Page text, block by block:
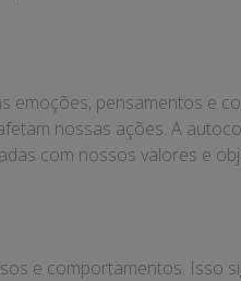
pensamentos e
nossas ações. A
com nossos valores e
e comportamentos. Isso